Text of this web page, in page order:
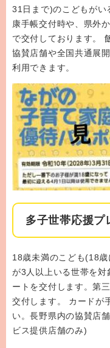
31日まで)のこどもがい
康手帳交付時や、県外
で交付しております。
協賛店舗や全国共通展
利用できます。
多子世帯応援プ
18歳未満のこども(18
が3人以上いる世帯を対
ートを交付します。第
交付します。 カードが
い。長野県内の協賛店
ビス提供店舗のみ)